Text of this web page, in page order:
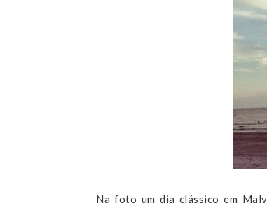
Na foto um dia clássico em